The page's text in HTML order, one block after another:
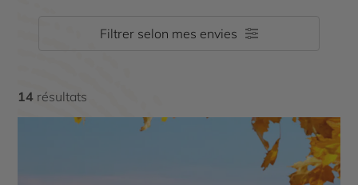
Filtrer selon mes envies
14 résultats